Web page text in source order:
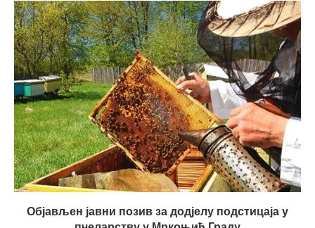
Објављен јавни позив за додјелу подстицаја у